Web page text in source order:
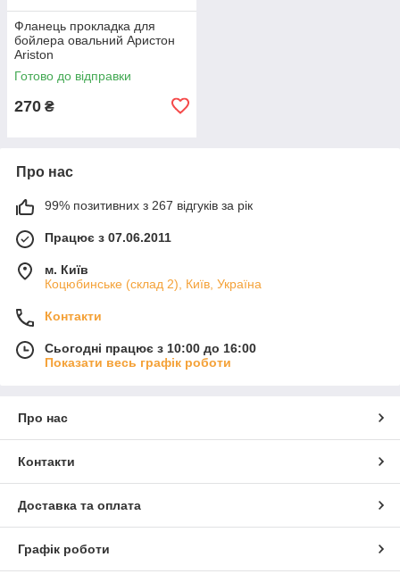
Фланець прокладка для
бойлера овальний Аристон
Ariston
Готово до відправки
270 ₴
Про нас
99% позитивних з 267 відгуків за рік
Працює з 07.06.2011
м. Київ
Коцюбинське (склад 2), Київ, Україна
Контакти
Сьогодні працює з 10:00 до 16:00
Показати весь графік роботи
Про нас
Контакти
Доставка та оплата
Графік роботи